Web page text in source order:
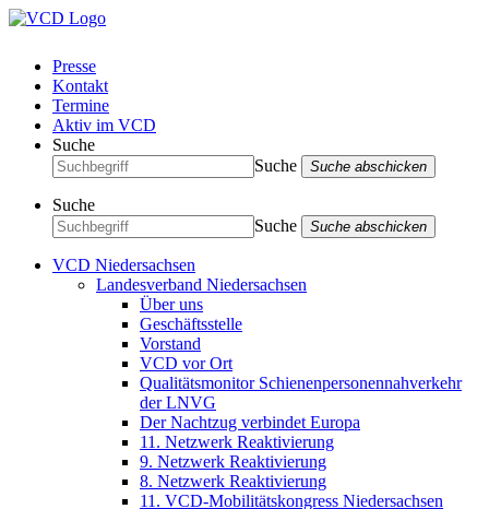
Presse
Kontakt
Termine
Aktiv im VCD
Suche
Suche
Suche abschicken
Suche
Suche
Suche abschicken
VCD Niedersachsen
Landesverband Niedersachsen
Über uns
Geschäftsstelle
Vorstand
VCD vor Ort
Qualitätsmonitor Schienenpersonennahverkehr
der LNVG
Der Nachtzug verbindet Europa
11. Netzwerk Reaktivierung
9. Netzwerk Reaktivierung
8. Netzwerk Reaktivierung
11. VCD-Mobilitätskongress Niedersachsen